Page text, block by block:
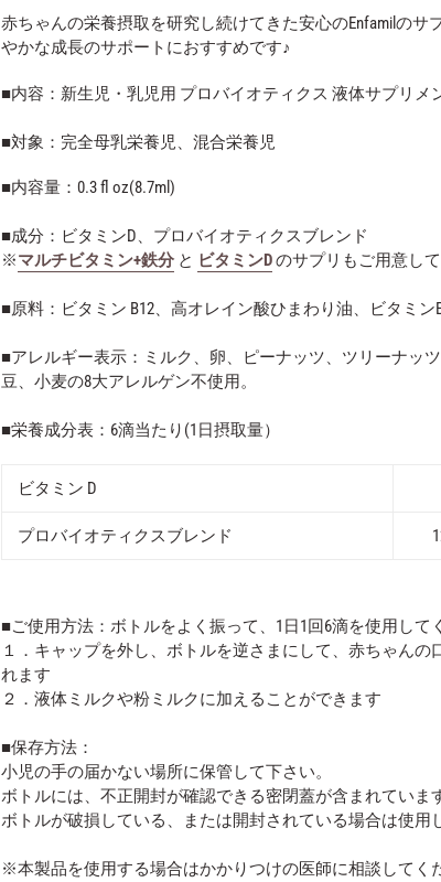
赤ちゃんの栄養摂取を研究し続けてきた安心のEnfamilのサ
やかな成長のサポートにおすすめです♪
■内容：新生児・乳児用 プロバイオティクス 液体サプリメ
■対象：完全母乳栄養児、混合栄養児
■内容量：0.3 fl oz(8.7ml)
■成分：ビタミンD、プロバイオティクスブレンド
※マルチビタミン+鉄分 と ビタミンDのサプリもご用意して
■原料：ビタミン B12、高オレイン酸ひまわり油、ビタミン
■アレルギー表示：ミルク、卵、ピーナッツ、ツリーナッ
豆、小麦の8大アレルゲン不使用。
■栄養成分表：6滴当たり(1日摂取量）
ビタミン D
プロバイオティクスブレンド
■ご使用方法：ボトルをよく振って、1日1回6滴を使用して
１．キャップを外し、ボトルを逆さまにして、赤ちゃんの
れます
２．液体ミルクや粉ミルクに加えることができます
■保存方法：
小児の手の届かない場所に保管して下さい。
ボトルには、不正開封が確認できる密閉蓋が含まれていま
ボトルが破損している、または開封されている場合は使用
※本製品を使用する場合はかかりつけの医師に相談してく